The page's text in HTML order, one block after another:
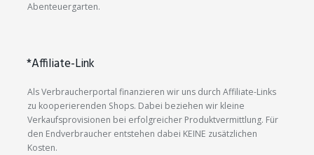
Abenteuergarten.
*Affiliate-Link
Als Verbraucherportal finanzieren wir uns durch Affiliate-Links
zu kooperierenden Shops. Dabei beziehen wir kleine
Verkaufsprovisionen bei erfolgreicher Produktvermittlung. Für
den Endverbraucher entstehen dabei KEINE zusätzlichen
Kosten.